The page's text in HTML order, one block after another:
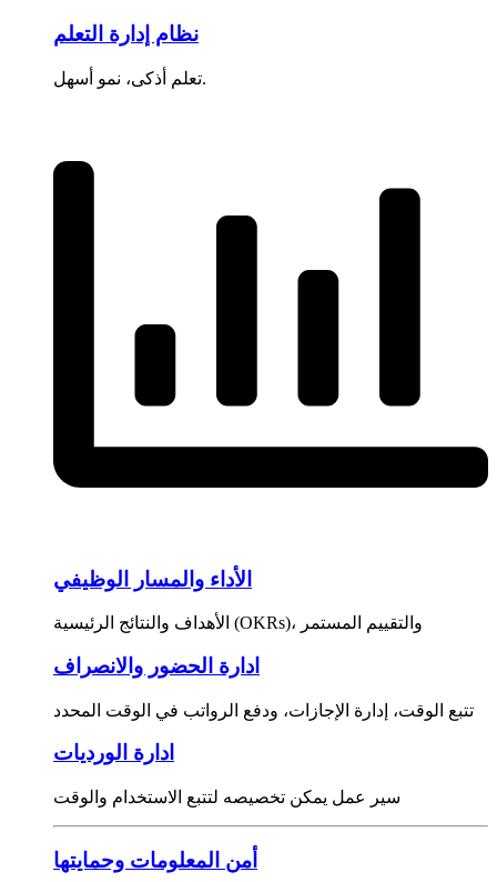
نظام إدارة التعلم
تعلم أذكى، نمو أسهل.
الأداء والمسار الوظيفي
الأهداف والنتائج الرئيسية (OKRs)، والتقييم المستمر
ادارة الحضور والانصراف
تتبع الوقت، إدارة الإجازات، ودفع الرواتب في الوقت المحدد
ادارة الورديات
سير عمل يمكن تخصيصه لتتبع الاستخدام والوقت
أمن المعلومات وحمايتها